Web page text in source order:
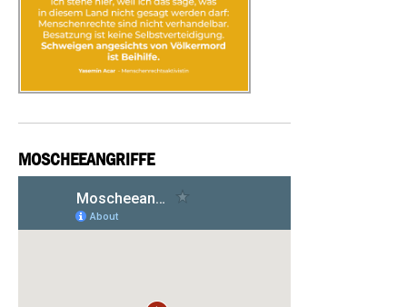
MOSCHEEANGRIFFE